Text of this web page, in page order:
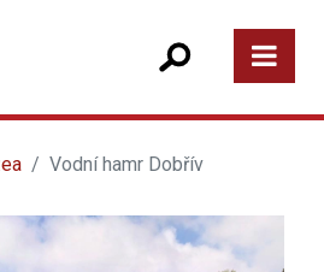
Vodní hamr Dobřív